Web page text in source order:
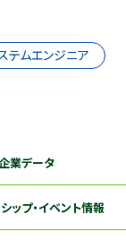
テムエンジニア
業データ
ップ・イベント情報